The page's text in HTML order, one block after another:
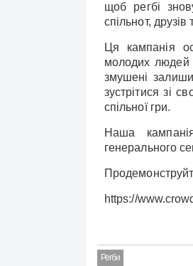
щоб регбі
спільнот, друзів
Ця кампанія
молодих людей
змушені
зустрітися зі
спільної гри.
Наша
генерального
https://
Регби